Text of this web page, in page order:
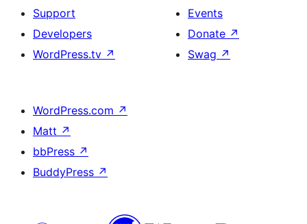
Support
Developers
WordPress.tv ↗
Events
Donate ↗
Swag ↗
WordPress.com ↗
Matt ↗
bbPress ↗
BuddyPress ↗